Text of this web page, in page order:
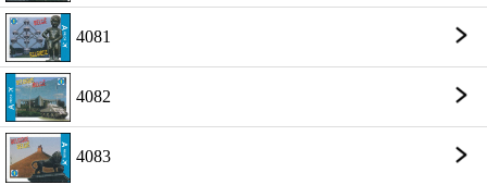
4081
4082
4083